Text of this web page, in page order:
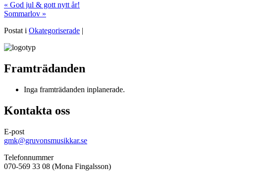
« God jul & gott nytt år!
Sommarlov »
Postat i Okategoriserade |
Framträdanden
Inga framträdanden inplanerade.
Kontakta oss
E-post
gmk@gruvonsmusikkar.se
Telefonnummer
070-569 33 08 (Mona Fingalsson)